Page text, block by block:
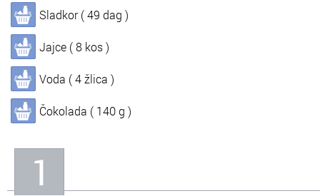
In Informacije o nas
Sladkor ( 49 dag )
Jajce ( 8 kos )
Voda ( 4 žlica )
Čokolada ( 140 g )
1